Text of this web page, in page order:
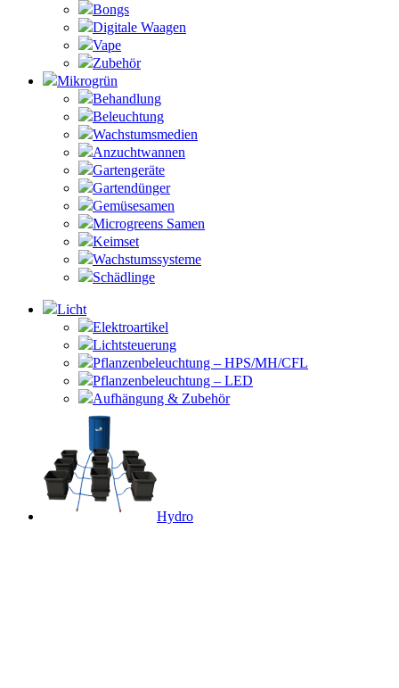
Bongs
Digitale Waagen
Vape
Zubehör
Mikrogrün
Behandlung
Beleuchtung
Wachstumsmedien
Anzuchtwannen
Gartengeräte
Gartendünger
Gemüsesamen
Microgreens Samen
Keimset
Wachstumssysteme
Schädlinge
Licht
Elektroartikel
Lichtsteuerung
Pflanzenbeleuchtung – HPS/MH/CFL
Pflanzenbeleuchtung – LED
Aufhängung & Zubehör
Hydro